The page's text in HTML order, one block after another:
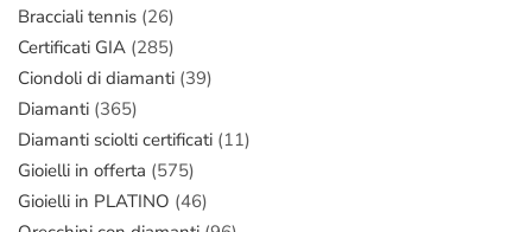
Bracciali tennis (26)
Certificati GIA (285)
Ciondoli di diamanti (39)
Diamanti (365)
Diamanti sciolti certificati (11)
Gioielli in offerta (575)
Gioielli in PLATINO (46)